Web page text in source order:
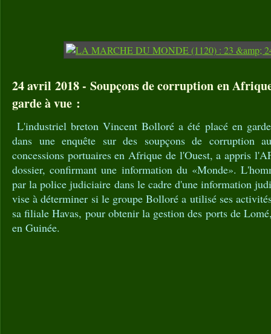
24 avril 2018 - Soupçons de corruption en
garde à vue :
L'industriel breton Vincent Bolloré a été placé en
dans une enquête sur des soupçons de corruption
concessions portuaires en Afrique de l'Ouest, a appris
dossier, confirmant une information du «Monde».
par la police judiciaire dans le cadre d'une information
vise à déterminer si le groupe Bolloré a utilisé ses
sa filiale Havas, pour obtenir la gestion des ports de
en Guinée.